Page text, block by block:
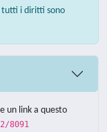
tutti i diritti sono
un link a questo
8091